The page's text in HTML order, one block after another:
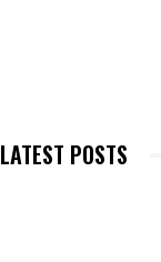
LATEST POSTS